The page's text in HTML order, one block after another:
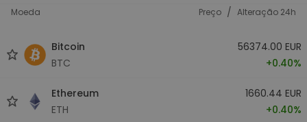
Moeda Preço / Alteração 24h
Bitcoin
BTC
56374.00 EUR
+0.40%
Ethereum
ETH
1660.44 EUR
+0.40%